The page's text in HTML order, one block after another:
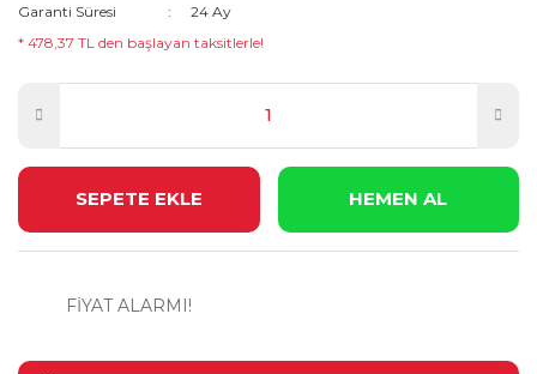
Garanti Süresi
24 Ay
* 478,37 TL den başlayan taksitlerle!
SEPETE EKLE HEMEN AL
FİYAT ALARMI!